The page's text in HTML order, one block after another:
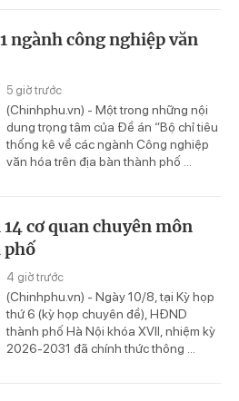
ngành công nghiệp văn
5 giờ trước
(Chinhphu.vn) - Một trong những nội
dung trọng tâm của Đề án “Bộ chỉ tiêu
thống kê về các ngành Công nghiệp
văn hóa trên địa bàn thành phố ...
cơ quan chuyên môn
phố
4 giờ trước
(Chinhphu.vn) - Ngày 10/8, tại Kỳ họp
thứ 6 (kỳ họp chuyên đề), HĐND
thành phố Hà Nội khóa XVII, nhiệm kỳ
2026-2031 đã chính thức thông ...